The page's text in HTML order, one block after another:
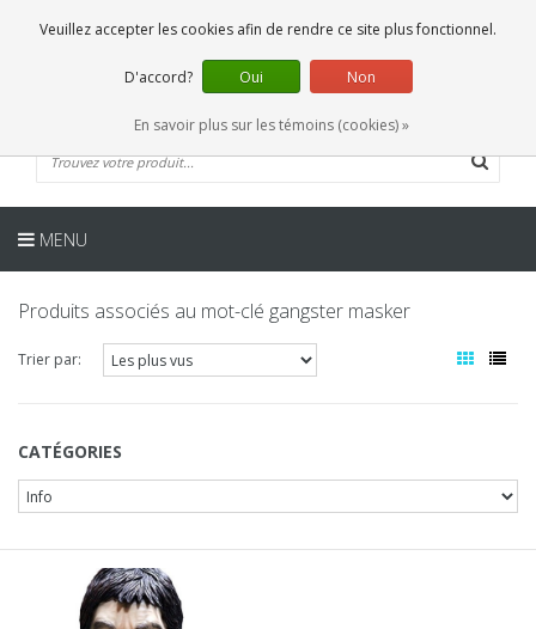
0 Articles
FR
MENU
Produits associés au mot-clé gangster masker
Trier par:
CATÉGORIES
Veuillez accepter les cookies afin de rendre ce site plus fonctionnel.
D'accord? Oui Non
En savoir plus sur les témoins (cookies) »